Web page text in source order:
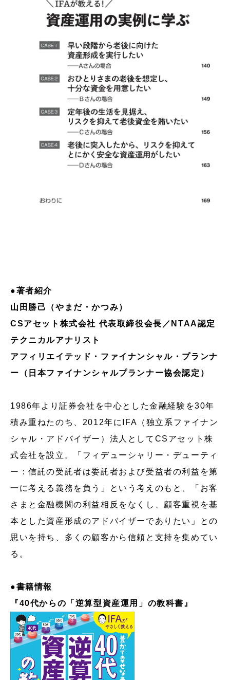
●著者紹介
山田勝己（やまだ・かつみ）
CSアセット株式会社 代表取締役会長／NTAA認定
テクニカルアナリスト
アフィリエイテッド・ファイナンシャル・プランナ
ー（日本ファイナンシャルプランナー協会認定）
1986年より証券会社を中心とした金融経験を30年
積み重ねたのち、2012年にIFA（独⽴系ファイナン
シャル・アドバイザー）法人としてCSアセット株
式会社を設立。「フィデューシャリー・デューティ
ー：信託の受託者は委託者および受益者の利益を第
一に考える義務を負う」という考えのもと、「お客
さまと金融機関の利益相反をなくし、顧客重視を基
本とした資産形成のアドバイザーでありたい」との
思いを持ち、多くの顧客から信頼と支持を集めてい
る。
●書籍情報
『40代からの「逆算型資産運用」の教科書』